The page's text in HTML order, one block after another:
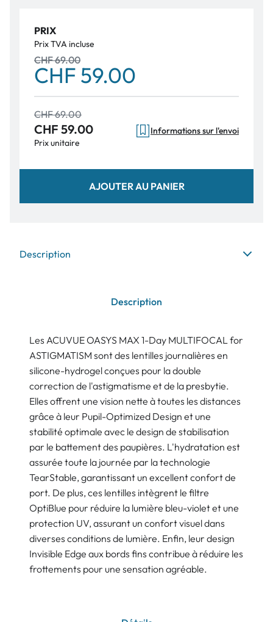
PRIX
Prix TVA incluse
CHF 69.00
CHF 59.00
CHF 69.00
CHF 59.00
Prix unitaire
Informations sur l'envoi
AJOUTER AU PANIER
Description
Description
Les ACUVUE OASYS MAX 1-Day MULTIFOCAL for
ASTIGMATISM sont des lentilles journalières en
silicone-hydrogel conçues pour la double
correction de l'astigmatisme et de la presbytie.
Elles offrent une vision nette à toutes les distances
grâce à leur Pupil-Optimized Design et une
stabilité optimale avec le design de stabilisation
par le battement des paupières. L'hydratation est
assurée toute la journée par la technologie
TearStable, garantissant un excellent confort de
port. De plus, ces lentilles intègrent le filtre
OptiBlue pour réduire la lumière bleu-violet et une
protection UV, assurant un confort visuel dans
diverses conditions de lumière. Enfin, leur design
Invisible Edge aux bords fins contribue à réduire les
frottements pour une sensation agréable.